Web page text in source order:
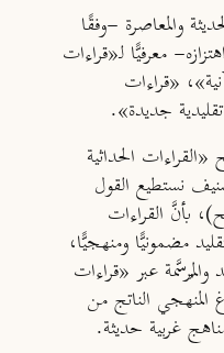
والمعاصرة -وفقًا
معرفيًّا لـ«قراءات
«قراءات
جديدة».
الحداثية
نستطيع القول
بأنَّ القراءات
مضمونيًّا ومنهجيًّا،
عبر «قراءات
الناتج من
غربية حديثة.